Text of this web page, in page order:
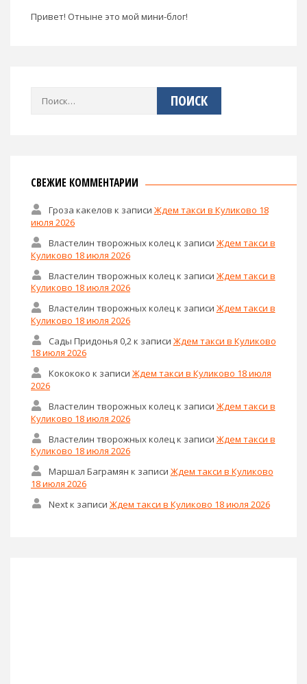
Привет! Отныне это мой мини-блог!
Найти:
СВЕЖИЕ КОММЕНТАРИИ
Гроза какелов к записи Ждем такси в Куликово 18
июля 2026
Властелин творожных колец к записи Ждем такси в
Куликово 18 июля 2026
Властелин творожных колец к записи Ждем такси в
Куликово 18 июля 2026
Властелин творожных колецк записи Ждем такси в
Куликово 18 июля 2026
Сады Придонья 0,2 к записи Ждем такси в Куликово
18 июля 2026
Кокококо к записи Ждем такси в Куликово 18 июля
2026
Властелин творожных колец к записи Ждем такси в
Куликово 18 июля 2026
Властелин творожных колец к записи Ждем такси в
Куликово 18 июля 2026
Маршал Баграмян к записи Ждем такси в Куликово
18 июля 2026
Nextк записи Ждем такси в Куликово 18 июля 2026